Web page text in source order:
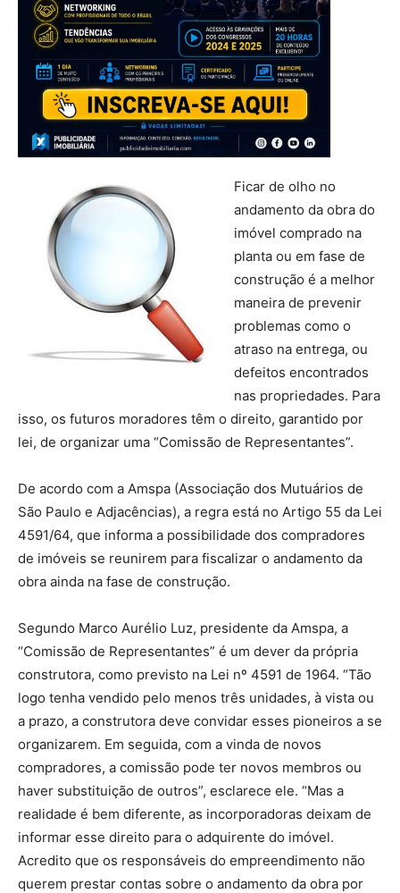
Ficar de olho no
andamento da obra do
imóvel comprado na
planta ou em fase de
construção é a melhor
maneira de prevenir
problemas como o
atraso na entrega, ou
defeitos encontrados
nas propriedades. Para
isso, os futuros moradores têm o direito, garantido por
lei, de organizar uma “Comissão de Representantes”.
De acordo com a Amspa (Associação dos Mutuários de
São Paulo e Adjacências), a regra está no Artigo 55 da Lei
4591/64, que informa a possibilidade dos compradores
de imóveis se reunirem para fiscalizar o andamento da
obra ainda na fase de construção.
Segundo Marco Aurélio Luz, presidente da Amspa, a
“Comissão de Representantes” é um dever da própria
construtora, como previsto na Lei nº 4591 de 1964. “Tão
logo tenha vendido pelo menos três unidades, à vista ou
a prazo, a construtora deve convidar esses pioneiros a se
organizarem. Em seguida, com a vinda de novos
compradores, a comissão pode ter novos membros ou
haver substituição de outros”, esclarece ele. “Mas a
realidade é bem diferente, as incorporadoras deixam de
informar esse direito para o adquirente do imóvel.
Acredito que os responsáveis do empreendimento não
querem prestar contas sobre o andamento da obra por